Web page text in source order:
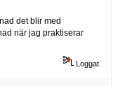
det blir med
när jag praktiserar
Loggat